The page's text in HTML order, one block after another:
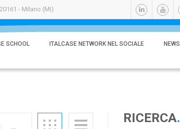
- Milano (MI)
SCHOOL ITALCASE NETWORK NEL SOCIALE NEWS
RICERCA.